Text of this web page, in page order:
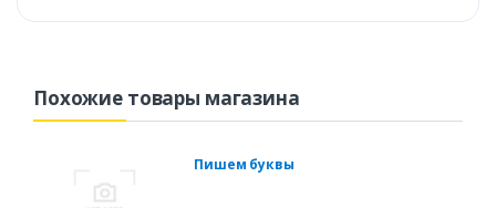
Похожие товары магазина
Пишем буквы